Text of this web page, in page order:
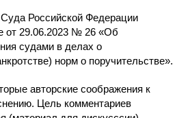
Российской Федерации
от 29.06.2023 № 26 «Об
судами в делах о
норм о поручительстве».
авторские соображения к
Цель комментариев